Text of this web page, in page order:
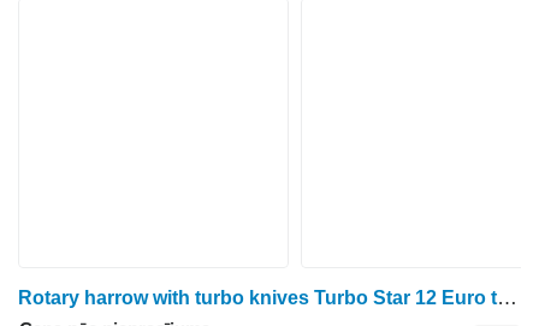
Rotary harrow with turbo knives Turbo Star 12 Euro trailed